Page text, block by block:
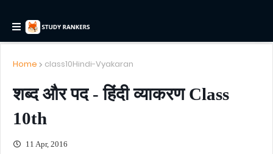
Home class10Hindi-Vyakaran
शब्द और पद - हिंदी व्याकरण Class
10th
11 Apr, 2016